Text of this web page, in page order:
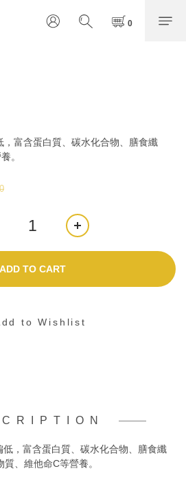
富含蛋白質、碳水化合物、膳食纖
。
ADD TO CART
to Wishlist
，富含蛋白質、碳水化合物、膳食纖
質、維他命C等營養。